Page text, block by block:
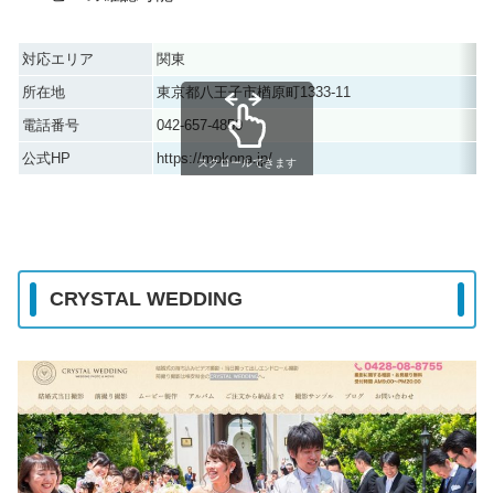
対応エリア
関東
所在地
東京都八王子市楢原町1333-11
電話番号
042-657-4859
公式HP
https://mokona.jp/
スクロールできます
CRYSTAL WEDDING